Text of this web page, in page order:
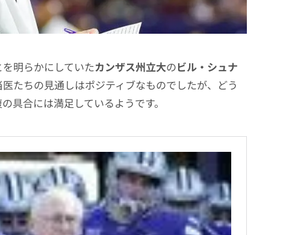
明らかにしていたカンザス州立大のビル・シュナ
たちの見通しはポジティブなものでしたが、どう
具合には満足しているようです。